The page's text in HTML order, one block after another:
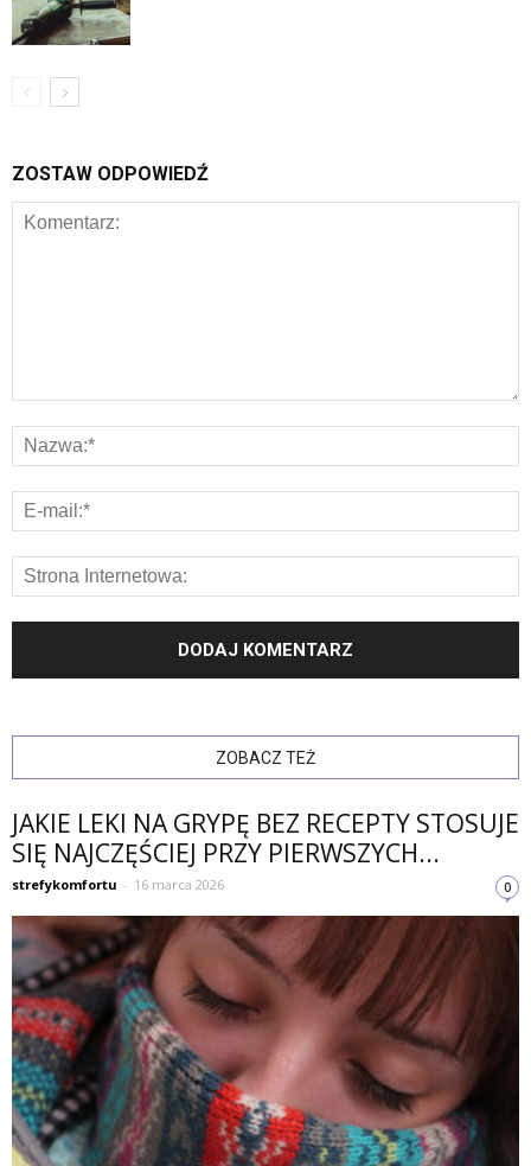
ZOSTAW ODPOWIEDŹ
ZOBACZ TEŻ
JAKIE LEKI NA GRYPĘ BEZ RECEPTY STOSUJE
SIĘ NAJCZĘŚCIEJ PRZY PIERWSZYCH...
strefykomfortu - 16 marca 2026 0